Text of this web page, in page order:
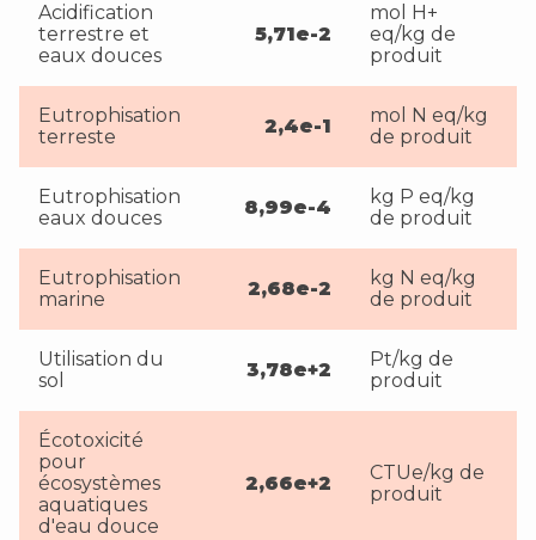
Acidification
terrestre et
eaux douces
5,71e-2
mol H+
eq/kg de
produit
Eutrophisation
terreste
2,4e-1
mol N eq/kg
de produit
Eutrophisation
eaux douces
8,99e-4
kg P eq/kg
de produit
Eutrophisation
marine
2,68e-2
kg N eq/kg
de produit
Utilisation du
sol
3,78e+2
Pt/kg de
produit
Écotoxicité
pour
écosystèmes
aquatiques
d'eau douce
2,66e+2
CTUe/kg de
produit